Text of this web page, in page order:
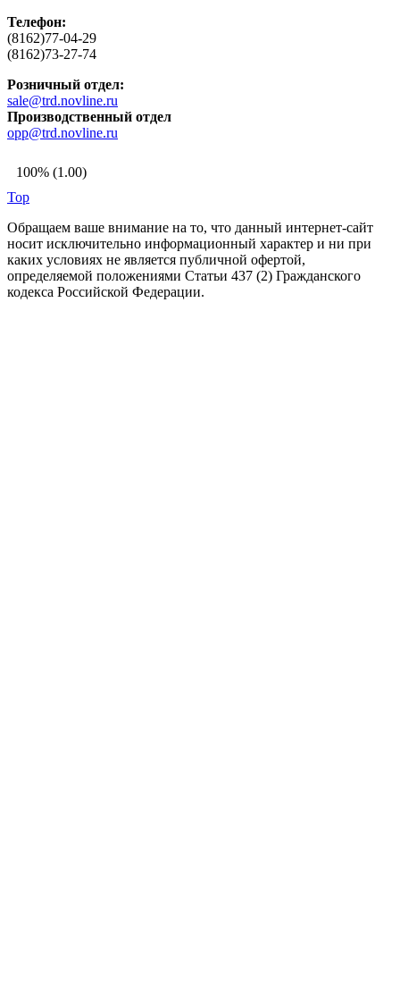
Телефон:
(8162)77-04-29
(8162)73-27-74
Розничный отдел:
sale@trd.novline.ru
Производственный отдел
opp@trd.novline.ru
100% (1.00)
Top
Обращаем ваше внимание на то, что данный интернет-сайт
носит исключительно информационный характер и ни при
каких условиях не является публичной офертой,
определяемой положениями Статьи 437 (2) Гражданского
кодекса Российской Федерации.